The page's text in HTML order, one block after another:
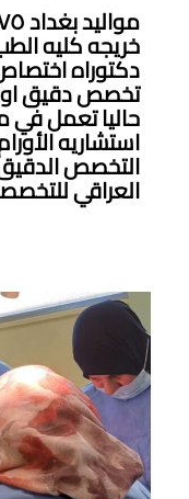
مواليد بغداد ١٩٧٥
خريجه كليه الطب
دكتوراه اختصاص
تخصص دقيق
حاليا تعمل
استشاريه
التخصص
العراقي